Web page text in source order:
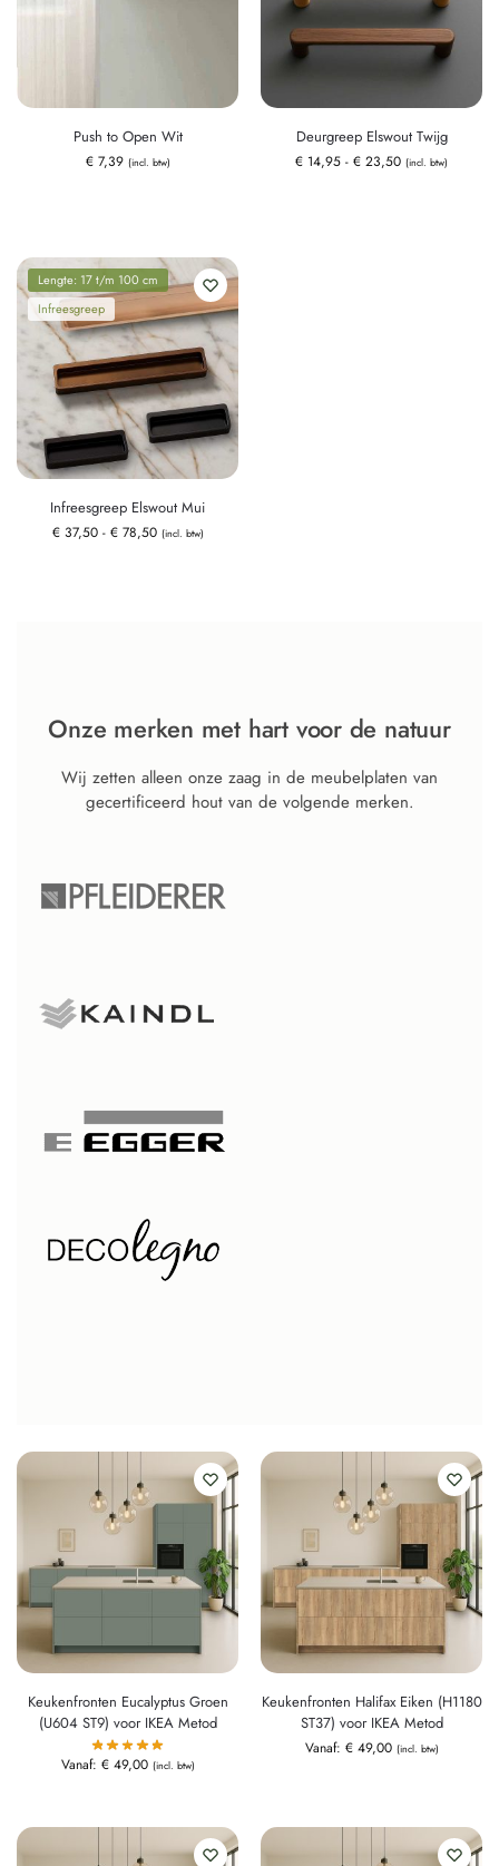
Push to Open Wit
€7,39 (incl. btw)
Deurgreep Elswout Twijg
€ 14,95 - € 23,50 (incl. btw)
Lengte: 17 t/m 100 cm
Infreesgreep
Infreesgreep Elswout Mui
€37,50 - €78,50 (incl. btw)
Onze merken met hart voor de natuur
Wij zetten alleen onze zaag in de meubelplaten van
gecertificeerd hout van de volgende merken.
Keukenfronten Eucalyptus Groen
(U604 ST9) voor IKEA Metod
Vanaf: €49,00 (incl. btw)
Keukenfronten Halifax Eiken (H1180
ST37) voor IKEA Metod
Vanaf: €49,00 (incl. btw)